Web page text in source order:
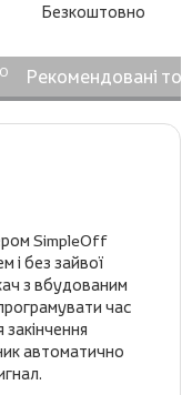
Безкоштовно
0 Рекомендовані
SimpleOff
і без зайвої
з вбудованим
час
автоматично